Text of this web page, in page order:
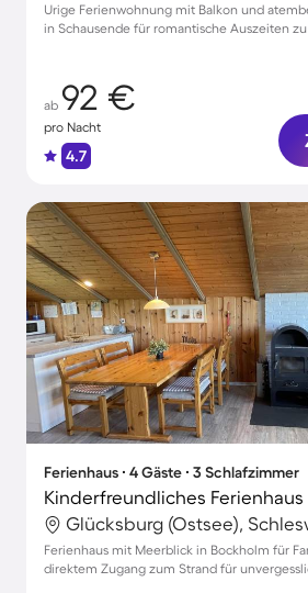
Urige Ferienwohnung mit Balkon und
in Schausende für romantische Auszeiten
ab 92 €
pro Nacht
4.7
Ferienhaus ∙ 4 Gäste ∙ 3 Schlafzimmer
Ferienhaus mit Meerblick in Bockholm für
direktem Zugang zum Strand für